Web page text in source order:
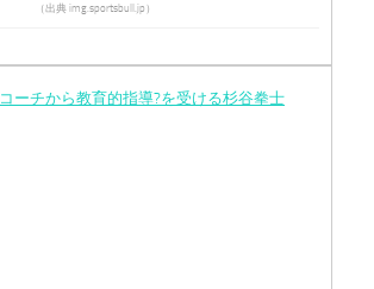
（出典 img.sportsbull.jp）
ーチから教育的指導?を受ける杉谷拳士